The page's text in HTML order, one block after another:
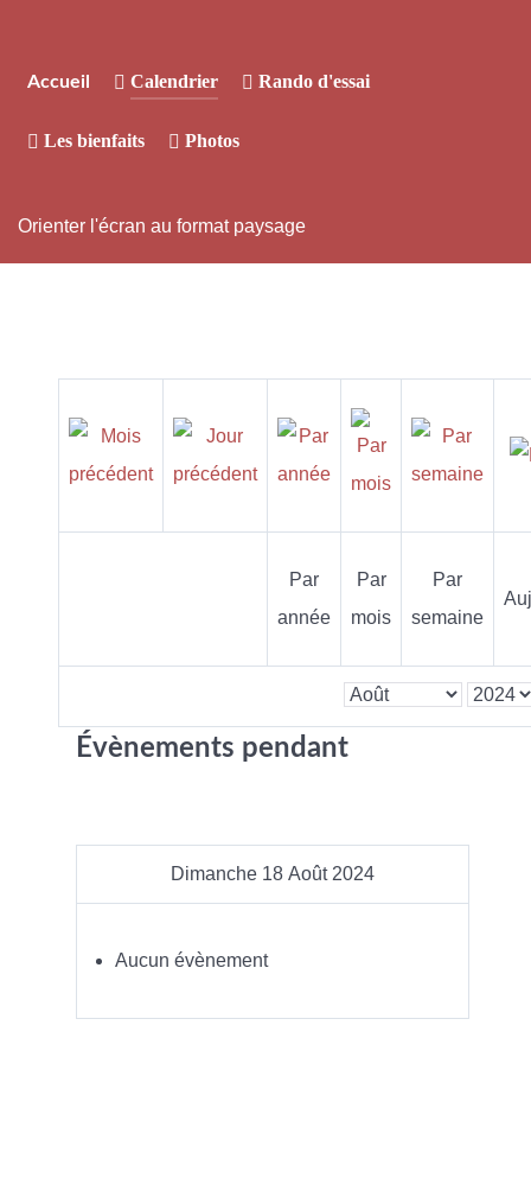
Accueil Calendrier Rando d'essai
Les bienfaits Photos
Orienter l'écran au format paysage
Par
année
Par
mois
Par
semaine
Évènements pendant
Dimanche 18 Août 2024
Aucun évènement